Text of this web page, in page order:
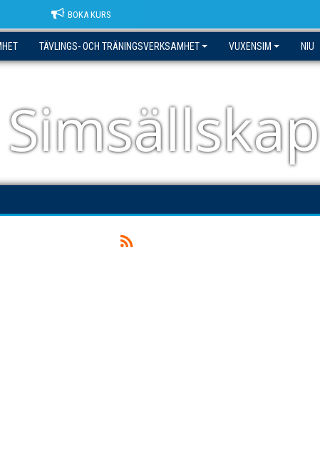
BOKA KURS
TÄVLINGS- OCH TRÄNINGSVERKSAMHET VUXENSIM NIU